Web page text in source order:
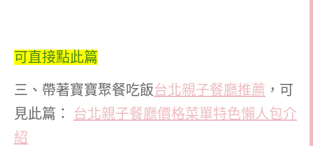
可直接點此篇
三、帶著寶寶聚餐吃飯台北親子餐廳推薦 ，可
見此篇： 台北親子餐廳價格菜單特色懶人包介
紹